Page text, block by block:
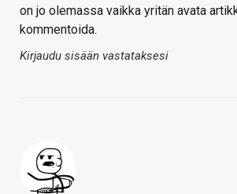
on jo olemassa vaikka yritän avata
kommentoida.
Kirjaudu sisään vastataksesi